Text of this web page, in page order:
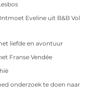
Eveline uit B&B Vol
liefde en avontuur
Franse Vendée
onderzoek te doen naar